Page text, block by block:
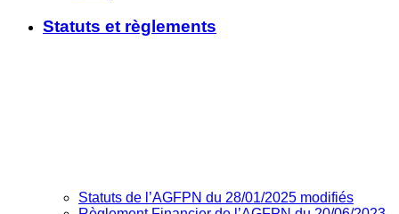
Statuts et règlements
Statuts de l’AGFPN du 28/01/2025 modifiés